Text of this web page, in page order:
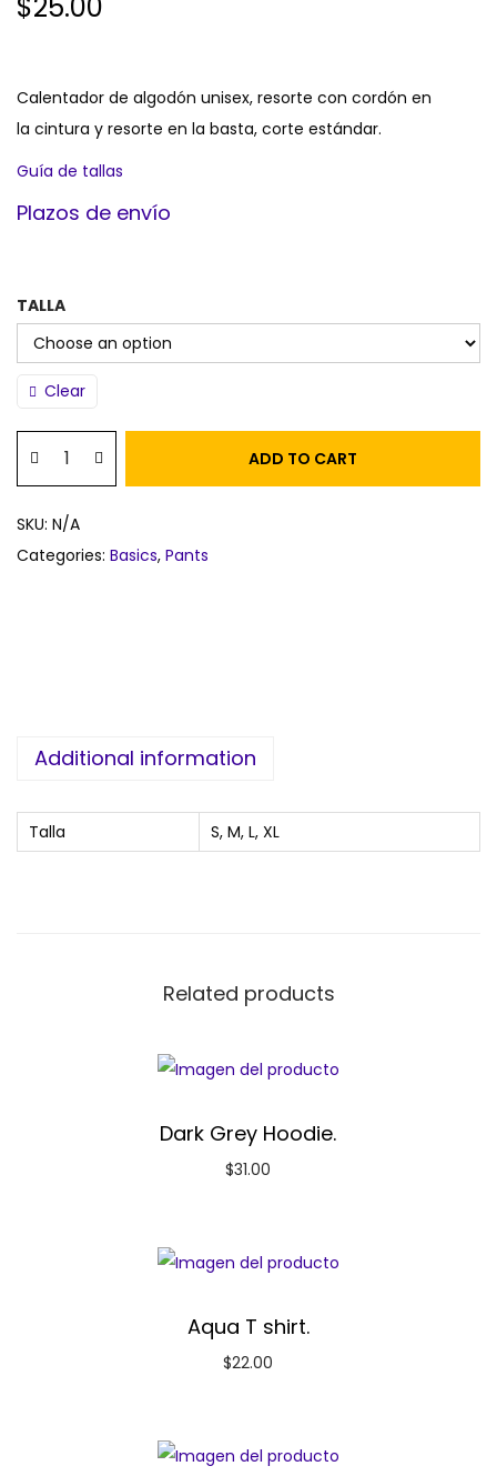
Calentador de algodón unisex, resorte con cordón en
la cintura y resorte en la basta, corte estándar.
Guía de tallas
Plazos de envío
TALLA
Clear
ADD TO CART
SKU: N/A
Categories: Basics, Pants
Additional information
Talla S, M, L, XL
Related products
Dark Grey Hoodie.
$31.00
Aqua T shirt.
$22.00